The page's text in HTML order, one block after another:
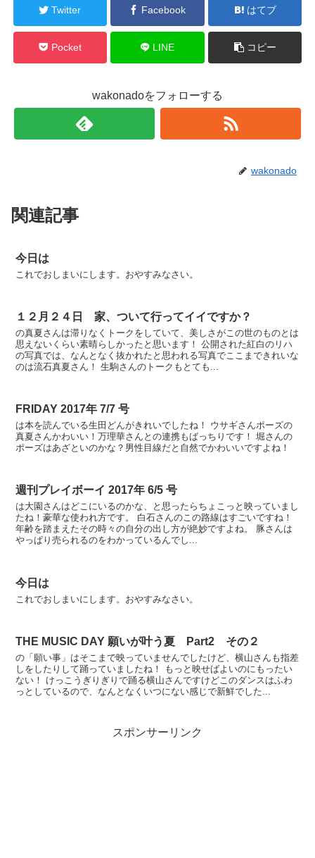
Twitter Facebook はてブ
Pocket LINE コピー
wakonadoをフォローする
wakonado
関連記事
今日は
これでおしまいにします。おやすみなさい。
１２月２４日 家、ついて行ってイイですか？
の真夏さんは滞りなくトークをしていて、美しさがこの世のものとは
思えないくらい素晴らしかったと思います！ 公開された紅白のリハ
の写真では、なんとなく抜かれたと思われる写真でここまできれいな
のは流石真夏さん！ 生駒さんのトークもとても...
FRIDAY 2017年 7/7 号
は本を読んでいる生田どんがきれいでしたね！ ウサギさんポーズの
真夏さんかわいい！万理華さんとの連携もばっちりです！ 堀さんの
ポーズはあざといのかな？男性目線だと自然でかわいいですよね！
週刊プレイボーイ 2017年 6/5 号
は大園さんはどこにいるのかな、と思ったらちょこっと映っていまし
たね！豪華な使われ方です。 白石さんのこの路線はすごいですね！
年齢を踏まえたその時々の自分の出し方が絶妙ですよね。 豚さんは
やっぱり売られるのをわかっているんでし...
今日は
これでおしまいにします。おやすみなさい。
THE MUSIC DAY 願いが叶う夏 Part2 その２
の「願い事」はそこまで映っていませんでしたけど、横山さんも指差
しをしたりして踊っていましたね！ もっと映せばよいのにもったい
ない！ けっこうぎりぎりで踊る横山さんですけどこのダンスはふわ
っとしているので、なんとなくいつにない感じで新鮮でした...
スポンサーリンク